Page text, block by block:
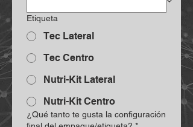
Etiqueta
Tec Lateral
Tec Centro
Nutri-Kit Lateral
Nutri-Kit Centro
¿Qué tanto te gusta la configuración